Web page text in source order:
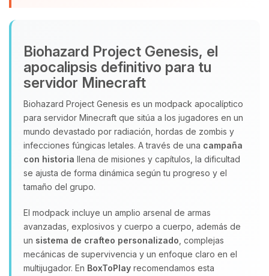
Biohazard Project Genesis, el
apocalipsis definitivo para tu
servidor Minecraft
Biohazard Project Genesis es un modpack apocalíptico
para servidor Minecraft que sitúa a los jugadores en un
mundo devastado por radiación, hordas de zombis y
infecciones fúngicas letales. A través de una campaña
con historia llena de misiones y capítulos, la dificultad
se ajusta de forma dinámica según tu progreso y el
tamaño del grupo.
El modpack incluye un amplio arsenal de armas
avanzadas, explosivos y cuerpo a cuerpo, además de
un sistema de crafteo personalizado , complejas
mecánicas de supervivencia y un enfoque claro en el
multijugador. En BoxToPlay recomendamos esta